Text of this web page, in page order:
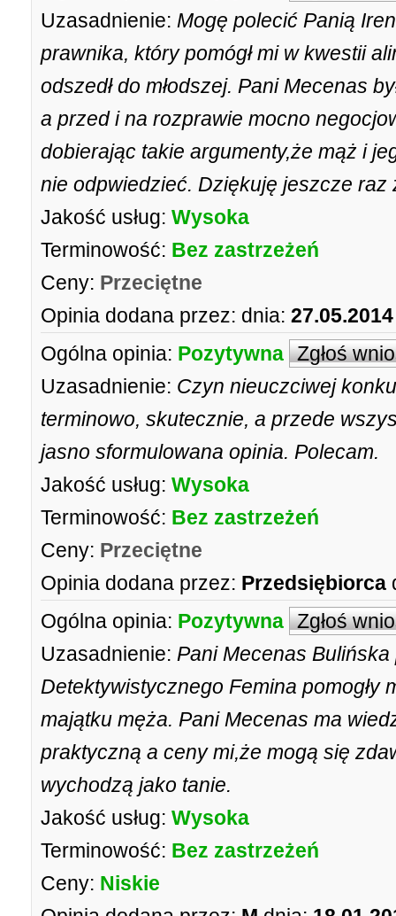
Uzasadnienie: Mogę polecić Panią
prawnika, który pomógł mi w kwestii
odszedł do młodszej. Pani Mecenas
a przed i na rozprawie mocno
dobierając takie argumenty,że mąż i
nie odpwiedzieć. Dziękuję jeszcze raz
Jakość usług: Wysoka
Terminowość: Bez zastrzeżeń
Ceny: Przeciętne
Opinia dodana przez: dnia:
Ogólna opinia: Pozytywna Zgłoś
Uzasadnienie: Czyn nieuczciwej
terminowo, skutecznie, a przede
jasno sformulowana opinia. Polecam.
Jakość usług: Wysoka
Terminowość: Bez zastrzeżeń
Ceny: Przeciętne
Opinia dodana przez: Przedsiębiorca
Ogólna opinia: Pozytywna Zgłoś
Uzasadnienie: Pani Mecenas
Detektywistycznego Femina pomogły
majątku męża. Pani Mecenas ma
praktyczną a ceny mi,że mogą się
wychodzą jako tanie.
Jakość usług: Wysoka
Terminowość: Bez zastrzeżeń
Ceny: Niskie